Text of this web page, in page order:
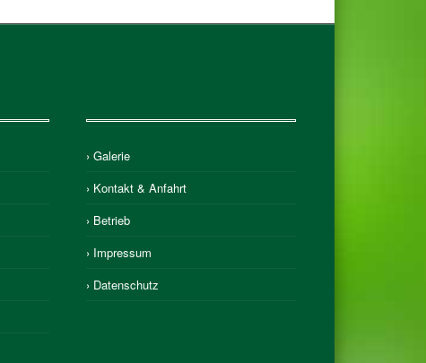
› Galerie
› Kontakt & Anfahrt
› Betrieb
› Impressum
› Datenschutz